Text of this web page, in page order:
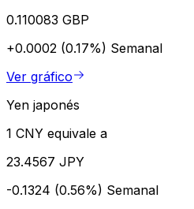
0.110083 GBP
+0.0002 (0.17%) Semanal
Ver gráfico
Yen japonés
1 CNY equivale a
23.4567 JPY
-0.1324 (0.56%) Semanal